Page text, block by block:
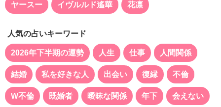
ヤースー イヴルルド遙華 花凛
人気の占いキーワード
2026年下半期の運勢 人生 仕事 人間関係
結婚 私を好きな人 出会い 復縁 不倫
W不倫 既婚者 曖昧な関係 年下 会えない